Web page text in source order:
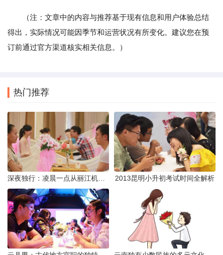
（注：文章中的内容与推荐基于现有信息和用户体验总结
得出，实际情况可能因季节和运营状况有所变化。建议您在预
订前通过官方渠道核实相关信息。）
热门推荐
2013昆明小升初考试时间全解析